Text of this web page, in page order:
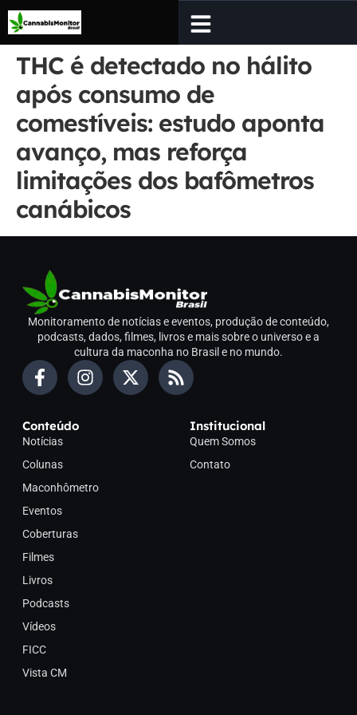
THC é detectado no hálito
após consumo de
comestíveis: estudo aponta
avanço, mas reforça
limitações dos bafômetros
canábicos
Monitoramento de notícias e eventos, produção de conteúdo,
podcasts, dados, filmes, livros e mais sobre o universo e a
cultura da maconha no Brasil e no mundo.
Conteúdo
Notícias
Colunas
Maconhômetro
Eventos
Coberturas
Filmes
Livros
Podcasts
Vídeos
FICC
Vista CM
Institucional
Quem Somos
Contato